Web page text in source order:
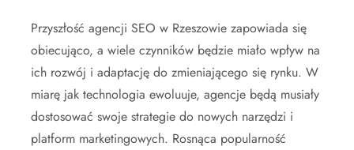
Przyszłość agencji SEO w Rzeszowie zapowiada się
obiecująco, a wiele czynników będzie miało wpływ na
ich rozwój i adaptację do zmieniającego się rynku. W
miarę jak technologia ewoluuje, agencje będą musiały
dostosować swoje strategie do nowych narzędzi i
platform marketingowych. Rosnąca popularność